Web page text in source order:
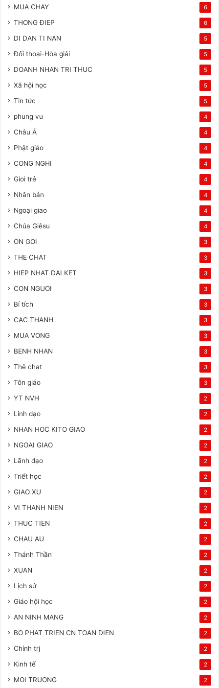
MUA CHAY 6
THONG ĐIEP 6
DI DAN TI NAN 5
Đối thoại-Hòa giải 5
DOANH NHAN TRI THUC 5
Xã hội học 5
Tin tức 5
phung vu 4
Châu Á 4
Phật giáo 4
CONG NGHI 4
Gioi trẻ 4
Nhân bản 4
Ngoại giao 4
Chúa Giêsu 4
ON GOI 3
THE CHAT 3
HIEP NHAT DAI KET 3
CON NGUOI 3
Bí tích 3
CAC THANH 3
MUA VONG 3
BENH NHAN 3
Thê chat 3
Tôn giáo 3
YT NVH 2
Linh đạo 2
NHAN HOC KITO GIAO 2
NGOAI GIAO 2
Lãnh đạo 2
Triết học 2
GIAO XU 2
VI THANH NIEN 2
THUC TIEN 2
CHAU AU 2
Thánh Thần 2
XUAN 2
Lịch sử 2
Giáo hội học 2
AN NINH MANG 2
BO PHAT TRIEN CN TOAN DIEN 2
Chính trị 2
Kinh tế 2
MOI TRUONG 2